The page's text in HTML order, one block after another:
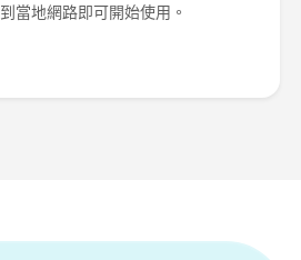
到當地網路即可開始使用。